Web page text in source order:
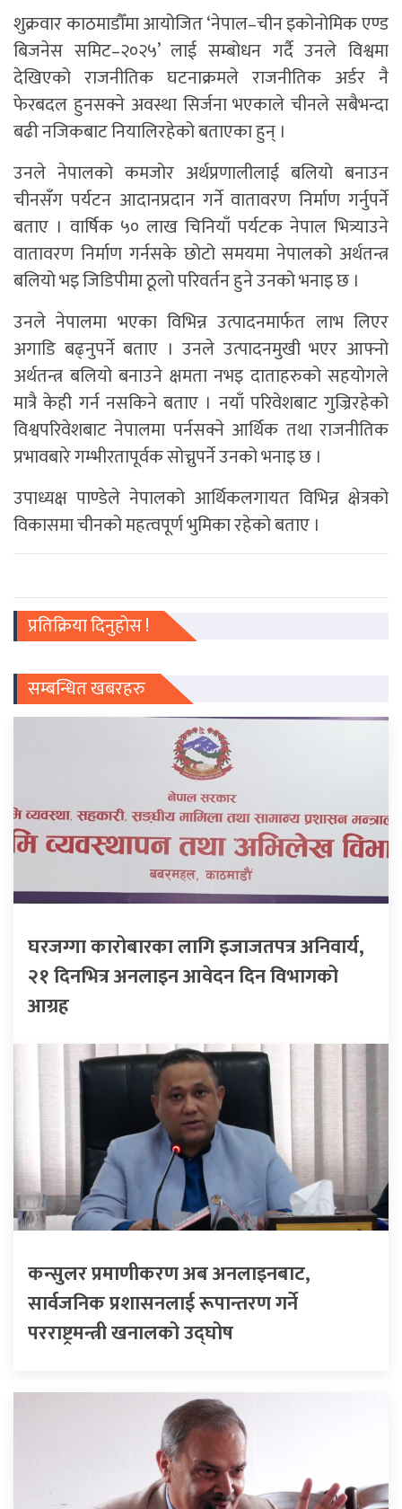
शुक्रवार काठमाडौँमा आयोजित ‘नेपाल–चीन इकोनोमिक एण्ड
बिजनेस समिट–२०२५’ लाई सम्बोधन गर्दै उनले विश्वमा
देखिएको राजनीतिक घटनाक्रमले राजनीतिक अर्डर नै
फेरबदल हुनसक्ने अवस्था सिर्जना भएकाले चीनले सबैभन्दा
बढी नजिकबाट नियालिरहेको बताएका हुन् ।
उनले नेपालको कमजोर अर्थप्रणालीलाई बलियो बनाउन
चीनसँग पर्यटन आदानप्रदान गर्ने वातावरण निर्माण गर्नुपर्ने
बताए । वार्षिक ५० लाख चिनियाँ पर्यटक नेपाल भित्र्याउने
वातावरण निर्माण गर्नसके छोटो समयमा नेपालको अर्थतन्त्र
बलियो भइ जिडिपीमा ठूलो परिवर्तन हुने उनको भनाइ छ ।
उनले नेपालमा भएका विभिन्न उत्पादनमार्फत लाभ लिएर
अगाडि बढ्नुपर्ने बताए । उनले उत्पादनमुखी भएर आफ्नो
अर्थतन्त्र बलियो बनाउने क्षमता नभइ दाताहरुको सहयोगले
मात्रै केही गर्न नसकिने बताए । नयाँ परिवेशबाट गुज्रिरहेको
विश्वपरिवेशबाट नेपालमा पर्नसक्ने आर्थिक तथा राजनीतिक
प्रभावबारे गम्भीरतापूर्वक सोच्नुपर्ने उनको भनाइ छ ।
उपाध्यक्ष पाण्डेले नेपालको आर्थिकलगायत विभिन्न क्षेत्रको
विकासमा चीनको महत्वपूर्ण भुमिका रहेको बताए ।
प्रतिक्रिया दिनुहोस !
सम्बन्धित खबरहरु
घरजग्गा कारोबारका लागि इजाजतपत्र अनिवार्य,
२१ दिनभित्र अनलाइन आवेदन दिन विभागको
आग्रह
कन्सुलर प्रमाणीकरण अब अनलाइनबाट,
सार्वजनिक प्रशासनलाई रूपान्तरण गर्ने
परराष्ट्रमन्त्री खनालको उद्घोष